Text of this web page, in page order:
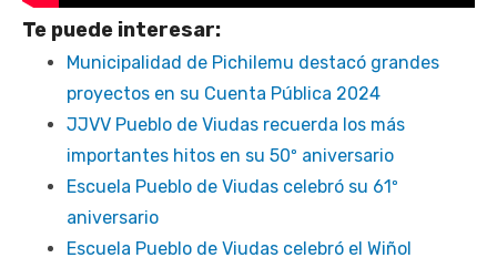
Te puede interesar:
Municipalidad de Pichilemu destacó grandes
proyectos en su Cuenta Pública 2024
JJVV Pueblo de Viudas recuerda los más
importantes hitos en su 50º aniversario
Escuela Pueblo de Viudas celebró su 61º
aniversario
Escuela Pueblo de Viudas celebró el Wiñol